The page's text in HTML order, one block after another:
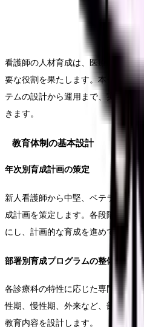
看護師の人材育成は、医療の質向
要な役割を果たします。本セクショ
テムの設計から運用まで、実践的
きます。
教育体制の基本設計
年次別育成計画の策定
新人看護師から中堅、ベテランま
成計画を策定します。各段階で習
にし、計画的な育成を進めていきま
部署別育成プログラムの整備
各診療科の特性に応じた専門的な
性期、慢性期、外来など、部署ご
教育内容を設計します。